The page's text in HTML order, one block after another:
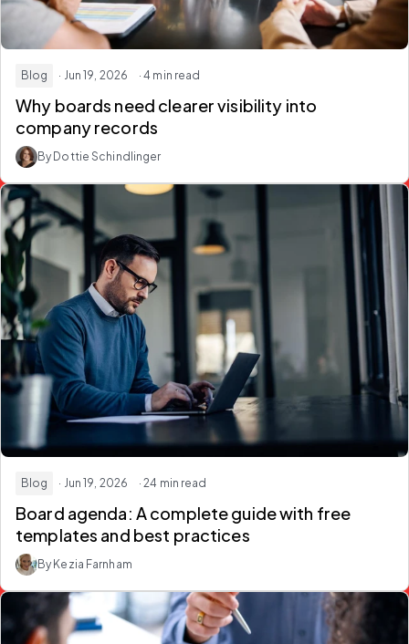
Blog · Jun 19, 2026 · 4 min read
Why boards need clearer visibility into
company records
By Dottie Schindlinger
Blog · Jun 19, 2026 · 24 min read
Board agenda: A complete guide with free
templates and best practices
By Kezia Farnham